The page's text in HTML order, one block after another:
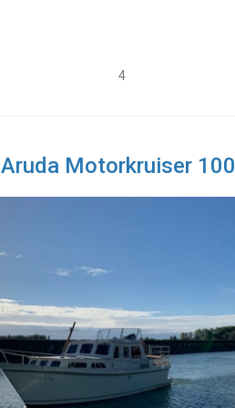
4
Motorkruiser